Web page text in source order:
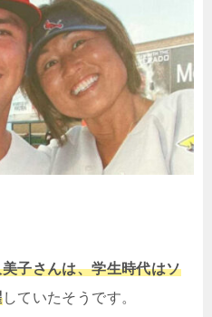
子さんは、学生時代はソ
していたそうです。